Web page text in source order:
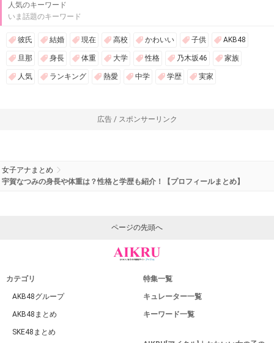
人気のキーワード
いま話題のキーワード
彼氏 結婚 現在 高校 かわいい 子供 AKB48
旦那 身長 体重 大学 性格 乃木坂46 家族
人気 ランキング 熱愛 中学 学歴 実家
広告 / スポンサーリンク
女子アナまとめ
宇賀なつみの身長や体重は？性格と学歴も紹介！【プロフィールまとめ】
ページの先頭へ
カテゴリ
AKB48グループ
AKB48まとめ
SKE48まとめ
特集一覧
キュレーター一覧
キーワード一覧